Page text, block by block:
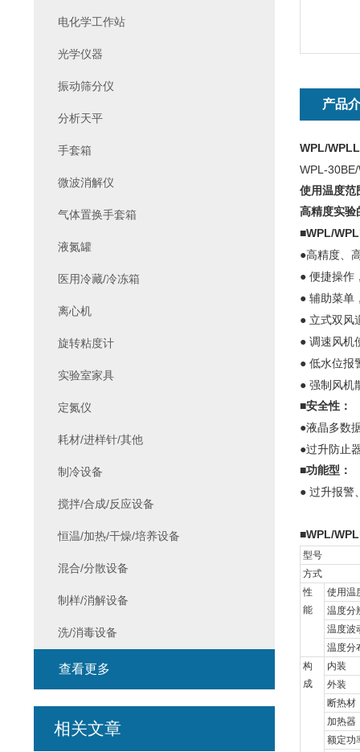
产品
WPL/WPLL
WPL-
使用温度范
高精度实验
■WPL/
●高精度、
● 便捷操作
● 辅助菜单
● 立式双风
● 调速风机
● 低水位报
● 强制风机
■安全性：
●液晶多数
●过升防止
■功能型：
● 过升报警
■WPL/
型号
方式
性
能
使用温
温度分
温度波
温度分
构
成
内装
外装
断热材
加热器
额定功
电化学工作站
光学仪器
振动筛分仪
分析天平
手套箱
微波消解仪
气体置换手套箱
液氮罐
医用冷藏/冷冻箱
离心机
旋转粘度计
实验室家具
定氮仪
耗材/进样针/其他
制冷设备
搅拌/合成/反应设备
恒温/加热/干燥/培养设备
混合/分散设备
制样/消解设备
洗/消毒设备
查看更多
相关文章